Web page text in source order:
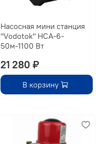
Насосная мини станция
"Vodotok" НСА-6-
50м-1100 Вт
21 280 ₽
В корзину